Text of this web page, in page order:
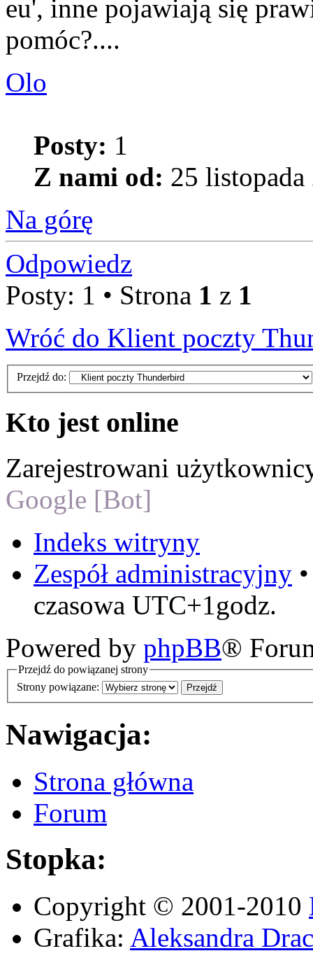
eu', inne pojawiają się
pomóc?....
Olo
Posty: 1
Z nami od: 25
Na górę
Odpowiedz
Posty: 1 • Strona 1 z 1
Wróć do Klient poczty
Przejdź do:
Kto jest online
Zarejestrowani
Google [Bot]
Indeks witryny
Zespół administracyjny
czasowa UTC+1godz.
Powered by phpBB®
Przejdź do powiązanej strony
Strony powiązane:
Nawigacja:
Strona główna
Forum
Stopka:
Copyright © 2001-2010
Grafika: Aleksandra